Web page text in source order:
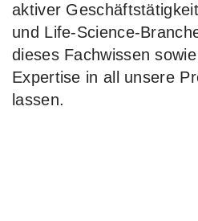
aktiver
und Life-Science-
dieses Fachwissen
Expertise in all unsere
lassen.